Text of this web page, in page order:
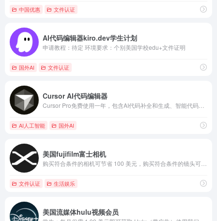
中国优惠 文件认证
AI代码编辑器kiro.dev学生计划
申请教程：待定 环境要求：个别美国学校edu+文件证明
国外AI 文件认证
Cursor AI代码编辑器
AI人工智能 国外AI
美国fujifilm富士相机
文件认证 生活娱乐
美国流媒体hulu视频会员